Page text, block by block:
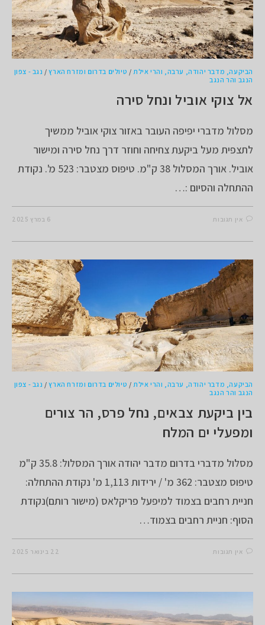
הביקעה, מדבר יהודה, ערבה, והרי אילת / טיולים בדרום ומזרח הארץ/ נגב - צפון
הנגב והר הנגב
אל צוקי אוביל ונחל סירה
מסלול מדברי יפיפה העובר באזור צוקי אוביל ממשיך
לתצפית מעל ביקעת צחיחה וחוזר דרך נחל סירה ומישור
אוביל. אורך המסלול 38 ק"מ. טיפוס מצטבר: 523 מ'. נקודת
ההתחלה והסיום :…
אין תגובות 6 במרץ 2025
הביקעה, מדבר יהודה, ערבה, והרי אילת / טיולים בדרום ומזרח הארץ/ נגב - צפון
הנגב והר הנגב
בין ביקעת צבאים, נחל פרס, הר צורים
ומפעלי ים המלח
מסלול מדברי בדרום מדבר יהודה אורך המסלול: 35.8 ק"מ
טיפוס מצטבר: 362 מ' / ירידות 1,113 מ' נקודת ההתחלה:
חניית רחבים בצמוד למיפעל פריקלאס (מישור רותם)נקודת
הסוף: חניית רחבים בצמוד…
אין תגובות 22 בינואר 2025